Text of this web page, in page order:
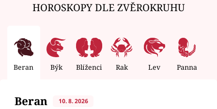
HOROSKOPY DLE ZVĚROKRUHU
Beran Býk Blíženci Rak Lev Panna
Beran 10. 8. 2026